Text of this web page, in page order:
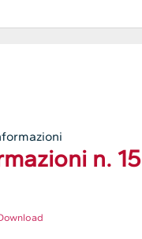
n. 15